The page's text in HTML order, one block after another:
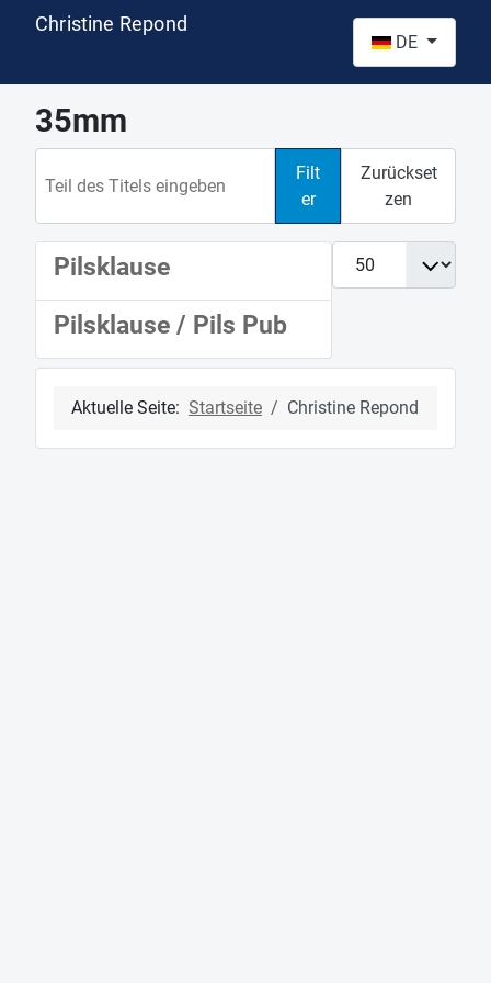
Christine Repond
DE
35mm
Filt
er
Zurückset
zen
Anzeige #
Pilsklause
Pilsklause / Pils Pub
Aktuelle Seite: Startseite Christine Repond